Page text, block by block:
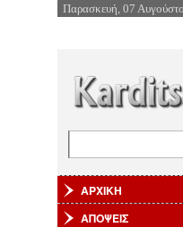
Παρασκευή, 07
ΑΡΧΙΚΗ
ΑΠΟΨΕΙΣ